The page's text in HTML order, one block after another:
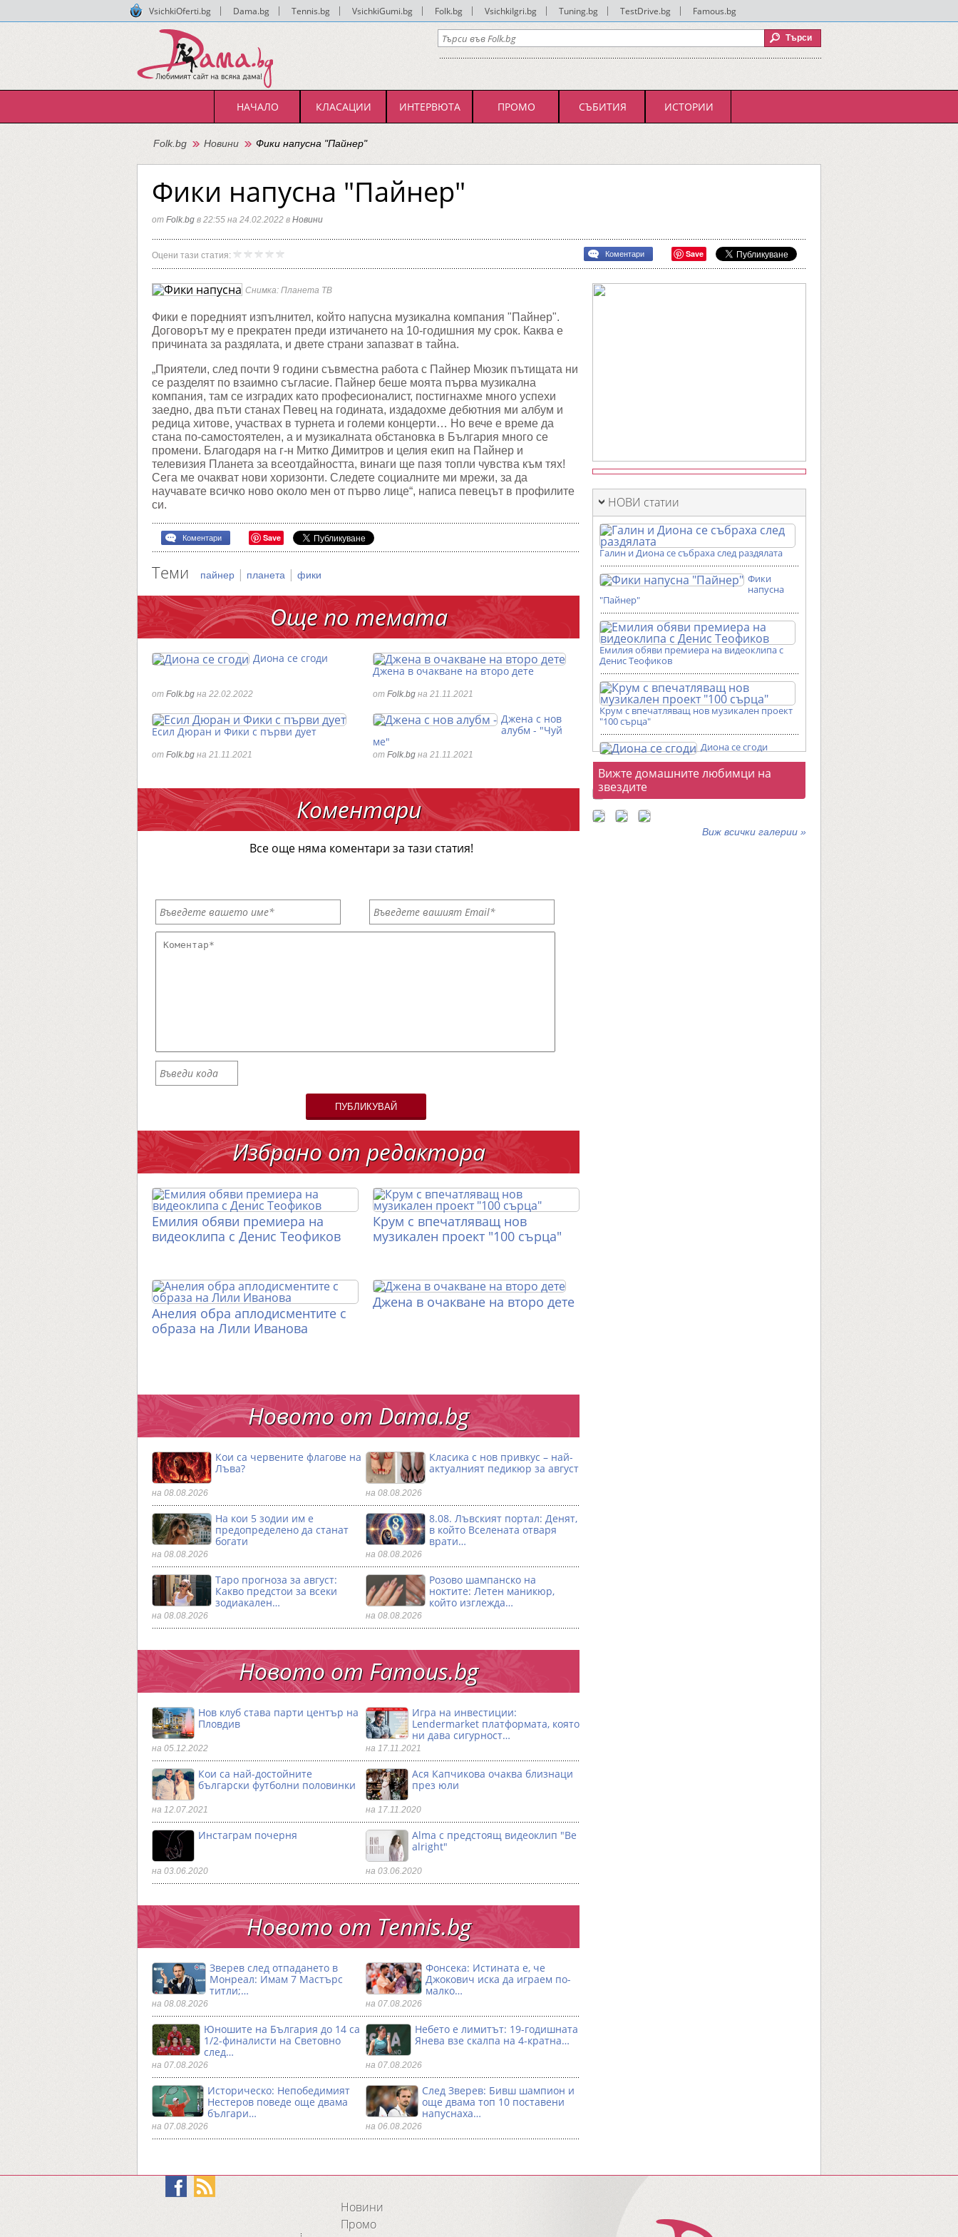
VsichkiOferti.bg Dama.bg Tennis.bg VsichkiGumi.bg Folk.bg VsichkiIgri.bg Tuning.bg TestDrive.bg Famous.bg
НАЧАЛО КЛАСАЦИИ ИНТЕРВЮТА ПРОМО СЪБИТИЯ ИСТОРИИ
Folk.bg Новини Фики напусна "Пайнер"
Фики напусна "Пайнер"
от Folk.bg в 22:55 на 24.02.2022 в Новини
Оцени тази статия:
"Пайнер"
Коментари Save
Снимка: Планета ТВ
Фики е поредният изпълнител, който напусна музикална компания "Пайнер".
Договорът му е прекратен преди изтичането на 10-годишния му срок. Каква е
причината за раздялата, и двете страни запазват в тайна.
„Приятели, след почти 9 години съвместна работа с Пайнер Мюзик пътищата ни
се разделят по взаимно съгласие. Пайнер беше моята първа музикална
компания, там се изградих като професионалист, постигнахме много успехи
заедно, два пъти станах Певец на годината, издадохме дебютния ми албум и
редица хитове, участвах в турнета и големи концерти… Но вече е време да
стана по-самостоятелен, а и музикалната обстановка в България много се
промени. Благодаря на г-н Митко Димитров и целия екип на Пайнер и
телевизия Планета за всеотдайността, винаги ще пазя топли чувства към тях!
Сега ме очакват нови хоризонти. Следете социалните ми мрежи, за да
научавате всичко ново около мен от първо лице“, написа певецът в профилите
си.
Коментари Save
Теми пайнер | планета | фики
Още по темата
Диона се сгоди
от Folk.bg на 22.02.2022
Джена в очакване на второ дете
от Folk.bg на 21.11.2021
Есил Дюран и Фики с първи дует
от Folk.bg на 21.11.2021
Джена с нов
алубм - "Чуй
ме"
от Folk.bg на 21.11.2021
Коментари
Все още няма коментари за тази статия!
ПУБЛИКУВАЙ
Избрано от редактора
Емилия обяви премиера на
видеоклипа с Денис Теофиков
Крум с впечатляващ нов
музикален проект "100 сърца"
Анелия обра аплодисментите с
образа на Лили Иванова
Джена в очакване на второ дете
Новото от Dama.bg
Кои са червените флагове на
Лъва?
на 08.08.2026
Класика с нов привкус – най-
актуалният педикюр за август
на 08.08.2026
На кои 5 зодии им е
предопределено да станат
богати
на 08.08.2026
8.08. Лъвският портал: Денят,
в който Вселената отваря
врати…
на 08.08.2026
Таро прогноза за август:
Какво предстои за всеки
зодиакален…
на 08.08.2026
Розово шампанско на
ноктите: Летен маникюр,
който изглежда…
на 08.08.2026
Новото от Famous.bg
Нов клуб става парти център на
Пловдив
на 05.12.2022
Игра на инвестиции:
Lendermarket платформата, която
ни дава сигурност…
на 17.11.2021
Кои са най-достойните
български футболни половинки
на 12.07.2021
Ася Капчикова очаква близнаци
през юли
на 17.11.2020
Инстаграм почерня
на 03.06.2020
Alma с предстоящ видеоклип "Be
alright"
на 03.06.2020
Новото от Тennis.bg
Зверев след отпадането в
Монреал: Имам 7 Мастърс
титли;…
на 08.08.2026
Фонсека: Истината е, че
Джокович иска да играем по-
малко…
на 07.08.2026
Юношите на България до 14 са
1/2-финалисти на Световно
след…
на 07.08.2026
Небето е лимитът: 19-годишната
Янева взe скалпа на 4-кратна…
на 07.08.2026
Историческо: Непобедимият
Нестеров поведе още двама
българи…
на 07.08.2026
След Зверев: Бивш шампион и
още двама топ 10 поставени
напуснаха…
на 06.08.2026
НОВИ статии
Галин и Диона се събраха след раздялата
Фики
напусна
"Пайнер"
Емилия обяви премиера на видеоклипа с
Денис Теофиков
Крум с впечатляващ нов музикален проект
"100 сърца"
Диона се сгоди
Фотогалерии
Вижте домашните любимци на
звездите
Виж всички галерии »
Новини
Промо